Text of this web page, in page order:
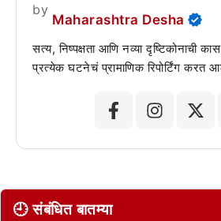
by
Maharashtra Desha
सत्य, निष्पक्षता आणि नव्या दृष्टिकोनाची
प्रत्येक घटनेचं प्रामाणिक रिपोर्टिंग करत
🕘 संबंधित बातम्या